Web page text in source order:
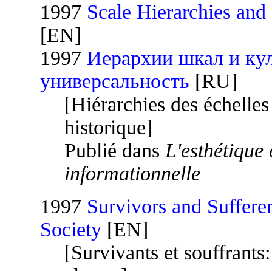
1997 Scale Hierarchies
[EN]
1997 Иерархии шкал и
универсальность [RU]
[Hiérarchies des
historique]
Publié dans
informationnelle
1997 Survivors and
Society[EN]
[Survivants et